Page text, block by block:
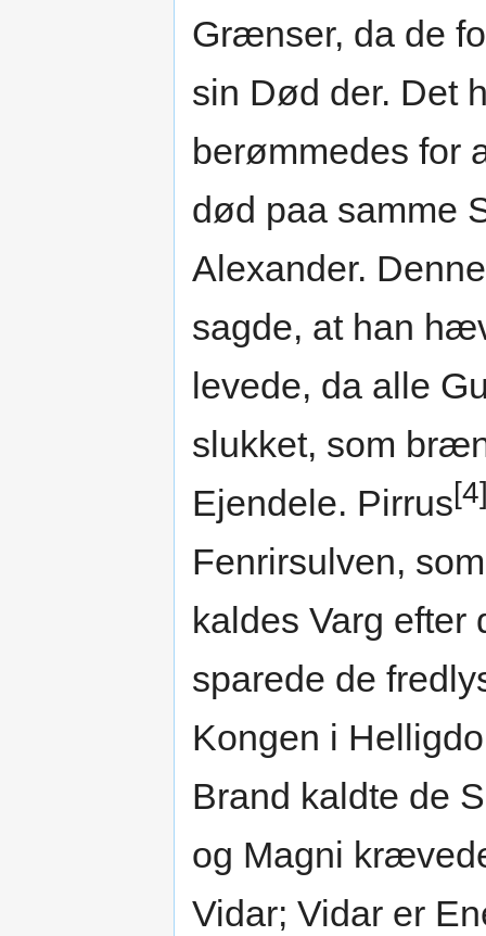
Grænser, da de
sin Død der. Det
berømmedes for
død paa samme
Alexander.
sagde, at han
levede, da alle
slukket, som
Ejendele. Pirrus
Fenrirsulven,
kaldes Varg
sparede de
Kongen i
Brand kaldte de
og Magni
Vidar; Vidar er